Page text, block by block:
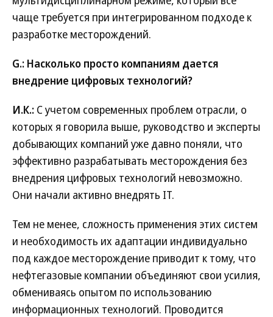
чаще требуется при интегрированном подходе к
разработке месторождений.
G.: Насколько просто компаниям дается
внедрение цифровых технологий?
И.К.: С учетом современных проблем отрасли, о
которых я говорила выше, руководство и эксперты
добывающих компаний уже давно поняли, что
эффективно разрабатывать месторождения без
внедрения цифровых технологий невозможно.
Они начали активно внедрять IT.
Тем не менее, сложность применения этих систем
и необходимость их адаптации индивидуально
под каждое месторождение приводит к тому, что
нефтегазовые компании объединяют свои усилия,
обмениваясь опытом по использованию
информационных технологий. Проводится